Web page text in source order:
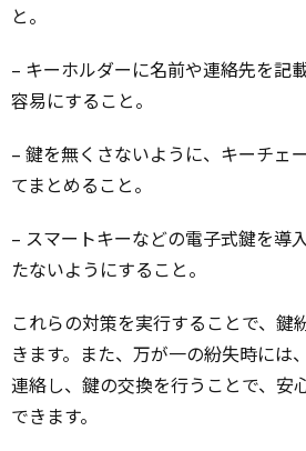
と。
– キーホルダーに名前や連絡先を記
容易にすること。
– 鍵を無くさないように、キーチェ
てまとめること。
– スマートキーなどの電子式鍵を導
たないようにすること。
これらの対策を実行することで、鍵
きます。また、万が一の紛失時には
連絡し、鍵の交換を行うことで、安
できます。